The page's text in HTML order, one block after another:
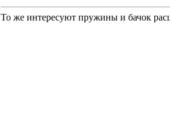
То же интересуют пружины и бачок